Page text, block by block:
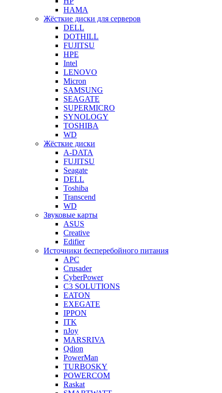
HAMA
Жёсткие диски для серверов
DELL
DOTHILL
FUJITSU
HPE
Intel
LENOVO
Micron
SAMSUNG
SEAGATE
SUPERMICRO
SYNOLOGY
TOSHIBA
WD
Жёсткие диски
A-DATA
FUJITSU
Seagate
DELL
Toshiba
Transcend
WD
Звуковые карты
ASUS
Creative
Edifier
Источники бесперебойного питания
APC
Crusader
CyberPower
C3 SOLUTIONS
EATON
EXEGATE
IPPON
ITK
nJoy
MARSRIVA
Qdion
PowerMan
TURBOSKY
POWERCOM
Raskat